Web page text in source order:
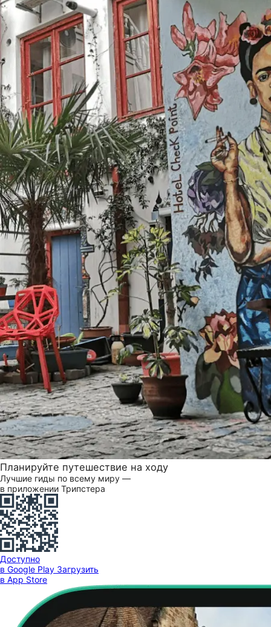
Планируйте путешествие на ходу
Лучшие гиды по всему миру —
в приложении Трипстера
Доступно
в Google Play Загрузить
в App Store